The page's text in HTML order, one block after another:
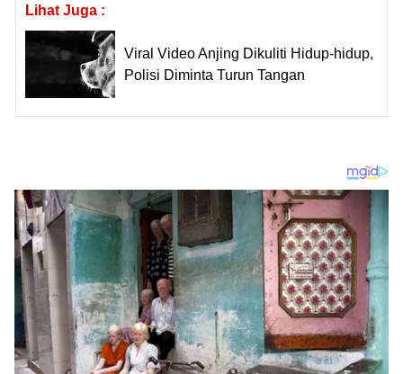
Lihat Juga :
Viral Video Anjing Dikuliti Hidup-hidup,
Polisi Diminta Turun Tangan